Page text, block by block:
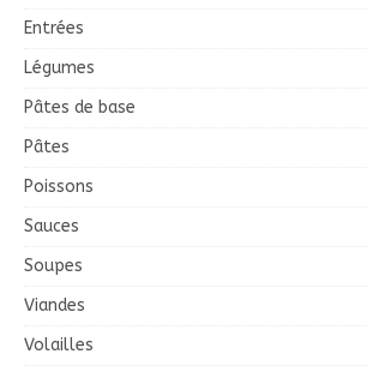
Entrées
Légumes
Pâtes de base
Pâtes
Poissons
Sauces
Soupes
Viandes
Volailles